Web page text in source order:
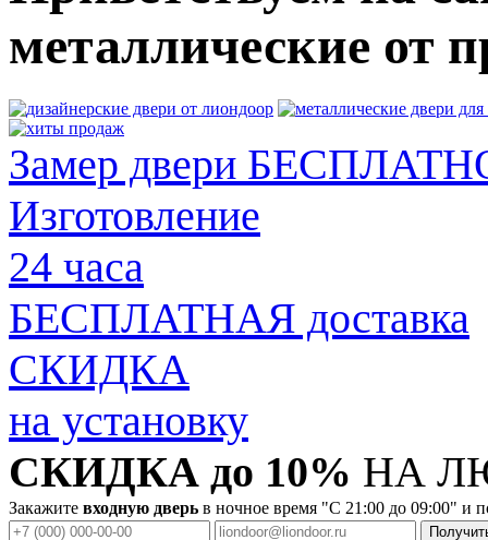
металлические от
Замер двери
Изготовление
24 часа
БЕСПЛАТНАЯ доставка
СКИДКА
на установку
СКИДКА до 10% НА
Закажите входную дверь в ночное время "C 21:00 до 09:00" и